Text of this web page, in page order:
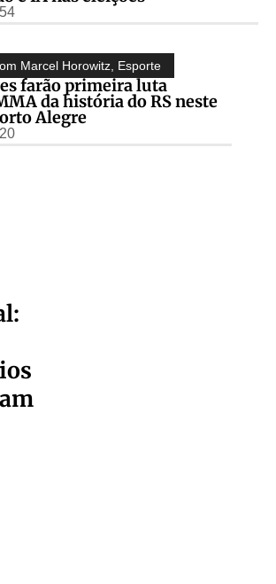
Marcel Horowitz Esporte
farão primeira luta
da história do RS neste
Alegre